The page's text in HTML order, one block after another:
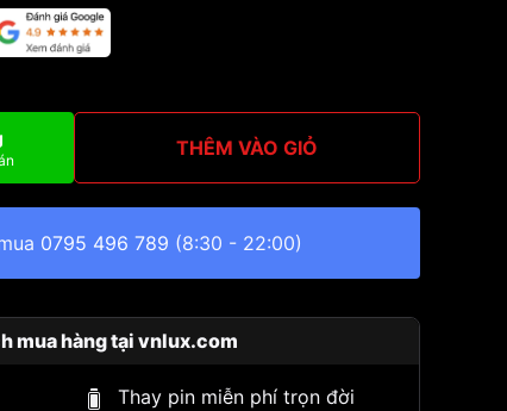
THÊM VÀO GIỎ
0795 496 789 (8:30 - 22:00)
mua hàng tại vnlux.com
Thay pin miễn phí trọn đời